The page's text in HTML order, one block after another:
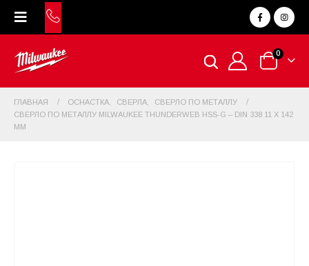
0
ГЛАВНАЯ ОСНАСТКА СВЕРЛА
СВЕРЛО ПО МЕТАЛЛУ
СВЕРЛО ПО МЕТАЛЛУ MILWAUKEE THUNDERWEB HSS-G – DIN 338 11 X 142
ММ